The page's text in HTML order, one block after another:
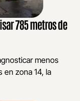
785 metros de
menos
en zona 14, la